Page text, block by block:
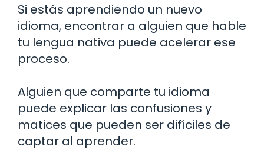
Si estás aprendiendo un nuevo
idioma, encontrar a alguien que hable
tu lengua nativa puede acelerar ese
proceso.
Alguien que comparte tu idioma
puede explicar las confusiones y
matices que pueden ser difíciles de
captar al aprender.